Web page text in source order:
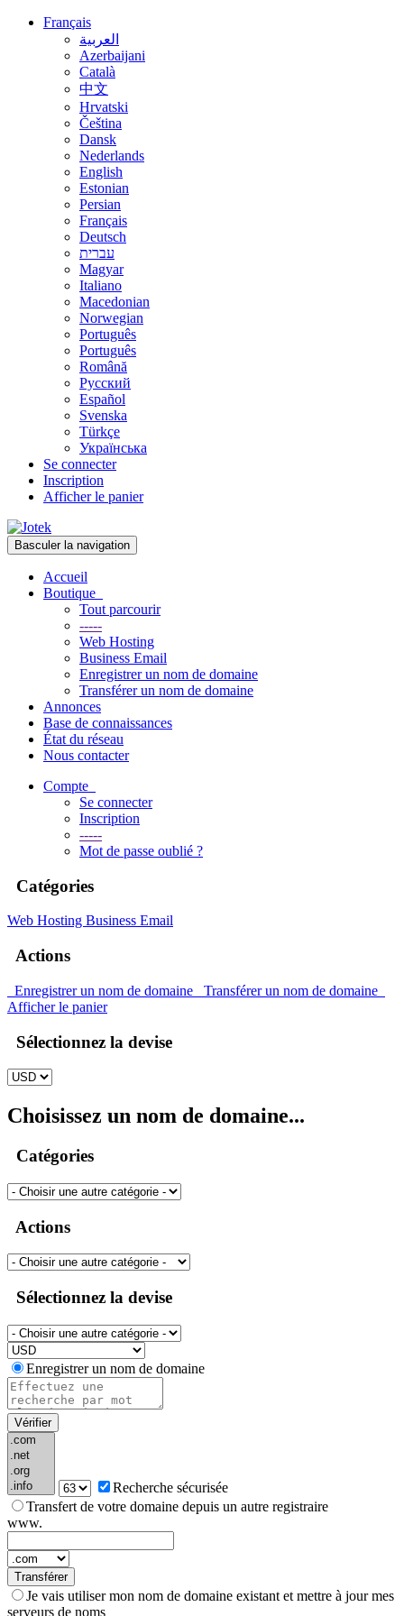
Français
العربية
Azerbaijani
Català
中文
Hrvatski
Čeština
Dansk
Nederlands
English
Estonian
Persian
Français
Deutsch
עברית
Magyar
Italiano
Macedonian
Norwegian
Português
Português
Română
Русский
Español
Svenska
Türkçe
Українська
Se connecter
Inscription
Afficher le panier
Basculer la navigation
Accueil
Boutique
Tout parcourir
-----
Web Hosting
Business Email
Enregistrer un nom de domaine
Transférer un nom de domaine
Annonces
Base de connaissances
État du réseau
Nous contacter
Compte
Se connecter
Inscription
-----
Mot de passe oublié ?
Catégories
Web Hosting Business Email
Actions
Enregistrer un nom de domaine
Transférer un nom de domaine
Afficher le panier
Sélectionnez la devise
Choisissez un nom de domaine...
Catégories
Actions
Sélectionnez la devise
Enregistrer un nom de domaine
Vérifier
Recherche sécurisée
Transfert de votre domaine depuis un autre registraire
www.
Transférer
Je vais utiliser mon nom de domaine existant et mettre à jour mes
serveurs de noms